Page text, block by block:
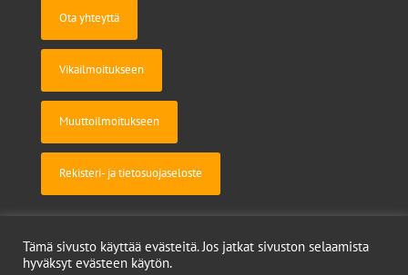
Ota yhteyttä
Vikailmoitukseen
Muuttoilmoitukseen
Rekisteri- ja tietosuojaseloste
Tämä sivusto käyttää evästeitä. Jos jatkat sivuston selaamista
hyväksyt evästeen käytön.